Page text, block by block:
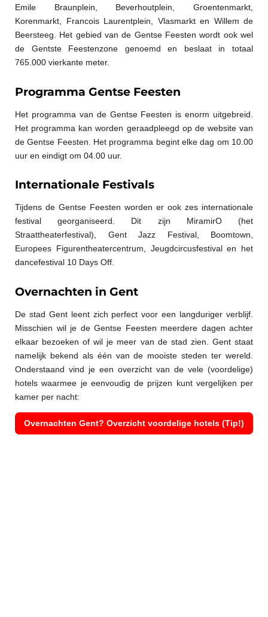
Emile Braunplein, Beverhoutplein, Groentenmarkt,
Korenmarkt, Francois Laurentplein, Vlasmarkt en Willem de
Beersteeg. Het gebied van de Gentse Feesten wordt ook wel
de Gentste Feestenzone genoemd en beslaat in totaal
765.000 vierkante meter.
Programma Gentse Feesten
Het programma van de Gentse Feesten is enorm uitgebreid.
Het programma kan worden geraadpleegd op de website van
de Gentse Feesten. Het programma begint elke dag om 10.00
uur en eindigt om 04.00 uur.
Internationale Festivals
Tijdens de Gentse Feesten worden er ook zes internationale
festival georganiseerd. Dit zijn MiramirO (het
Straattheaterfestival), Gent Jazz Festival, Boomtown,
Europees Figurentheatercentrum, Jeugdcircusfestival en het
dancefestival 10 Days Off.
Overnachten in Gent
De stad Gent leent zich perfect voor een langduriger verblijf.
Misschien wil je de Gentse Feesten meerdere dagen achter
elkaar bezoeken of wil je meer van de stad zien. Gent staat
namelijk bekend als één van de mooiste steden ter wereld.
Onderstaand vind je een overzicht van de vele (voordelige)
hotels waarmee je eenvoudig de prijzen kunt vergelijken per
kamer per nacht:
Overnachten Gent? Overzicht voordelige hotels (Tip!)